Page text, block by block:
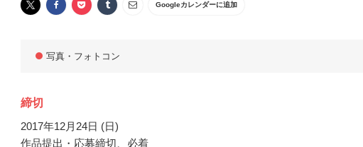
Googleカレンダーに追加
写真・フォトコン
締切
2017年12月24日 (日)
作品提出・応募締切、必着